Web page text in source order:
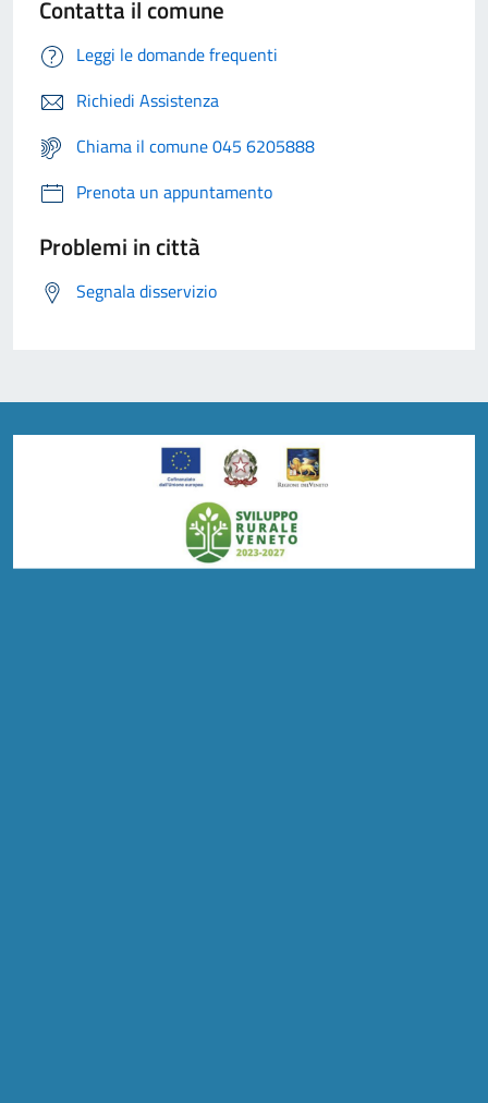
Contatta il comune
Leggi le domande frequenti
Richiedi Assistenza
Chiama il comune 045 6205888
Prenota un appuntamento
Problemi in città
Segnala disservizio